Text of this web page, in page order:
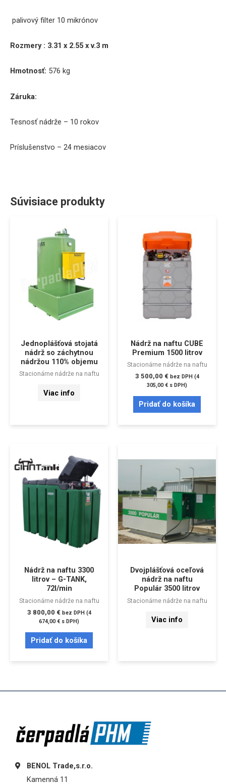
palivový filter 10 mikrónov
Rozmery : 3.31 x 2.55 x v.3 m
Hmotnosť: 576 kg
Záruka:
Tesnosť nádrže – 10 rokov
Príslušenstvo – 24 mesiacov
Súvisiace produkty
Jednoplášťová stojatá
nádrž so záchytnou
nádržou 110% objemu
Stacionárne nádrže na naftu
Viac info
Nádrž na naftu CUBE
Premium 1500 litrov
Stacionárne nádrže na naftu
3 500,00 € bez DPH (4
305,00€ s DPH)
Pridať do košíka
Nádrž na naftu 3300
litrov – G-TANK,
72l/min
Stacionárne nádrže na naftu
3 800,00 € bez DPH (4
674,00€ s DPH)
Pridať do košíka
Dvojplášťová oceľová
nádrž na naftu
Populár 3500 litrov
Stacionárne nádrže na naftu
Viac info
BENOL Trade,s.r.o.
Kamenná 11